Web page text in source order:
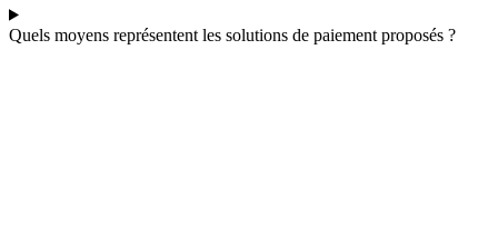
Quels moyens représentent les solutions de paiement proposés ?